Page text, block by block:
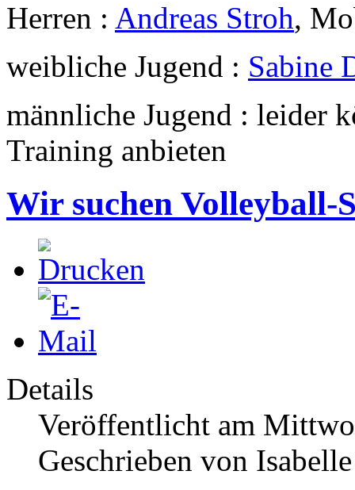
Herren : Andreas Stroh,
weibliche Jugend : Sabine
männliche Jugend : leider
Training anbieten
Wir suchen Volleyball-
Details
Veröffentlicht am
Geschrieben von